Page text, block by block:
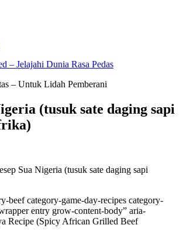
– Jelajahi Dunia Rasa Pedas
– Untuk Lidah Pemberani
(tusuk sate daging sapi
Sua Nigeria (tusuk sate daging sapi
beef category-game-day-recipes category-
entry grow-content-body” aria-
Recipe (Spicy African Grilled Beef